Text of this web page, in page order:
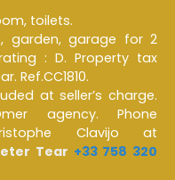
toilets.
garden, garage for 2
: D. Property tax
Ref.CC1810.
at seller’s charge.
agency. Phone
Clavijo at
Tear +33 758 320